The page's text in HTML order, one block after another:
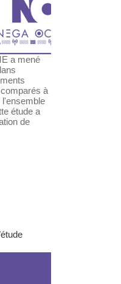
a mené
à
l'ensemble
étude a
de